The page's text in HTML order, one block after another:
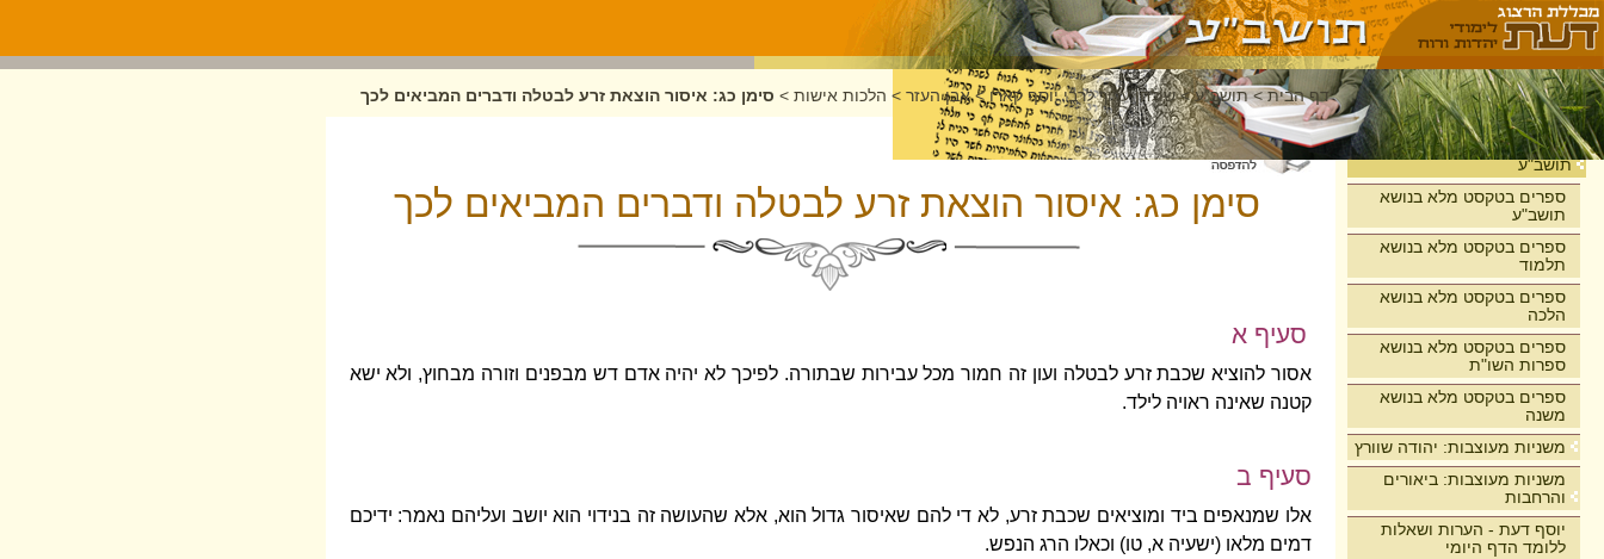
בית
תושב"ע
ספרים בטקסט מלא בנושא
תושב"ע
ספרים בטקסט מלא בנושא
תלמוד
ספרים בטקסט מלא בנושא
הלכה
ספרים בטקסט מלא בנושא
ספרות השו"ת
ספרים בטקסט מלא בנושא
משנה
משניות מעוצבות: יהודה שוורץ
משניות מעוצבות: ביאורים
והרחבות
יוסף דעת - הערות ושאלות
ללומד הדף היומי
דף הבית >תושב"ע >שולחן ערוך לרבי יוסף קארו >אבן העזר > הלכות אישות > סימן כג: איסור הוצאת זרע לבטלה ודברים המביאים לכך
סימן כג: איסור הוצאת זרע לבטלה ודברים המביאים לכך
סעיף א
אסור להוציא שכבת זרע לבטלה ועון זה חמור מכל עבירות שבתורה. לפיכך לא יהיה אדם דש מבפנים וזורה מבחוץ, ולא ישא
קטנה שאינה ראויה לילד.
סעיף ב
אלו שמנאפים ביד ומוציאים שכבת זרע, לא די להם שאיסור גדול הוא, אלא שהעושה זה בנידוי הוא יושב ועליהם נאמר: ידיכם
דמים מלאו (ישעיה א, טו) וכאלו הרג הנפש.